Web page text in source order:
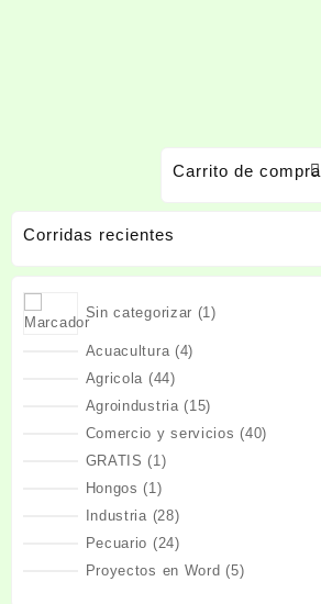
Carrito de compra
Corridas recientes
Sin categorizar 1
producto
Acuacultura
44
Agricola 4444
productos
Agroindustria 1515
productos
Comercio y servicios 4040
GRATIS 1 1
producto
Hongos 1 1
producto
Industria 2828
productos
Pecuario 2424
productos
Proyectos en Word 55